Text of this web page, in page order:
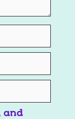
and